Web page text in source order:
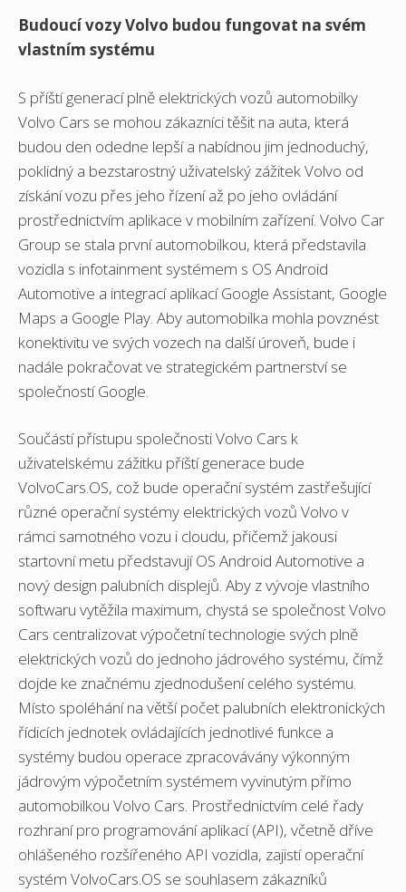
Budoucí vozy Volvo budou fungovat na svém
vlastním systému
S příští generací plně elektrických vozů automobilky
Volvo Cars se mohou zákazníci těšit na auta, která
budou den odedne lepší a nabídnou jim jednoduchý,
poklidný a bezstarostný uživatelský zážitek Volvo od
získání vozu přes jeho řízení až po jeho ovládání
prostřednictvím aplikace v mobilním zařízení. Volvo Car
Group se stala první automobilkou, která představila
vozidla s infotainment systémem s OS Android
Automotive a integrací aplikací Google Assistant, Google
Maps a Google Play. Aby automobilka mohla povznést
konektivitu ve svých vozech na další úroveň, bude i
nadále pokračovat ve strategickém partnerství se
společností Google.
Součástí přístupu společnosti Volvo Cars k
uživatelskému zážitku příští generace bude
VolvoCars.OS, což bude operační systém zastřešující
různé operační systémy elektrických vozů Volvo v
rámci samotného vozu i cloudu, přičemž jakousi
startovní metu představují OS Android Automotive a
nový design palubních displejů. Aby z vývoje vlastního
softwaru vytěžila maximum, chystá se společnost Volvo
Cars centralizovat výpočetní technologie svých plně
elektrických vozů do jednoho jádrového systému, čímž
dojde ke značnému zjednodušení celého systému.
Místo spoléhání na větší počet palubních elektronických
řídicích jednotek ovládajících jednotlivé funkce a
systémy budou operace zpracovávány výkonným
jádrovým výpočetním systémem vyvinutým přímo
automobilkou Volvo Cars. Prostřednictvím celé řady
rozhraní pro programování aplikací (API), včetně dříve
ohlášeného rozšířeného API vozidla, zajistí operační
systém VolvoCars.OS se souhlasem zákazníků